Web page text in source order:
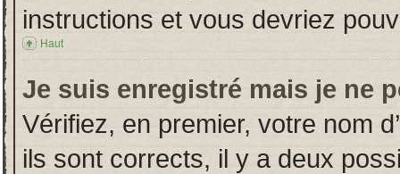
instructions et vous devriez
Haut
Je suis enregistré mais je ne
Vérifiez, en premier, votre nom
ils sont corrects, il y a deux